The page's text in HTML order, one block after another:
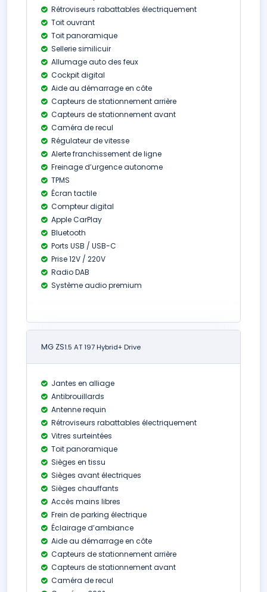
Rétroviseurs rabattables électriquement
Toit ouvrant
Toit panoramique
Sellerie similicuir
Allumage auto des feux
Cockpit digital
Aide au démarrage en côte
Capteurs de stationnement arrière
Capteurs de stationnement avant
Caméra de recul
Régulateur de vitesse
Alerte franchissement de ligne
Freinage d’urgence autonome
TPMS
Écran tactile
Compteur digital
Apple CarPlay
Bluetooth
Ports USB / USB-C
Prise 12V / 220V
Radio DAB
Système audio premium
MG ZS1.5 AT 197 Hybrid+ Drive
Jantes en alliage
Antibrouillards
Antenne requin
Rétroviseurs rabattables électriquement
Vitres surteintées
Toit panoramique
Sièges en tissu
Sièges avant électriques
Sièges chauffants
Accès mains libres
Frein de parking électrique
Éclairage d’ambiance
Aide au démarrage en côte
Capteurs de stationnement arrière
Capteurs de stationnement avant
Caméra de recul